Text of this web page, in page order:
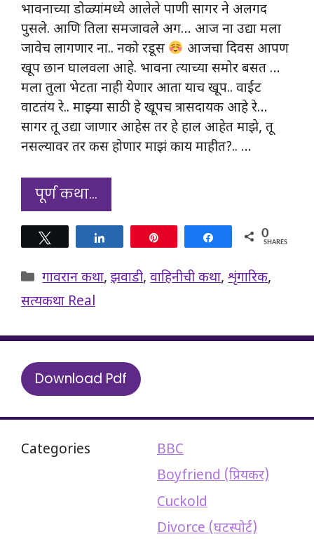
भावनाच्या डोळ्यांमध्ये आलेले पाणी सागर ने अलगद
पुसले. आणि तिला समजावले अग… आज ना उद्या मला
जावेच लागणार ना.. नको रडूस
आजचा दिवस आपण
खूप छान घालवला आहे. भावना त्याच्या समोर बसत …
मला तुला भेटता नाही येणार आता याच खूप.. वाईट
वाटतंय रे.. माझ्या साठी हे खूपच त्रासदायक आहे रे…
सागर तू उद्या जाणार आहेस तर हे हाल आहेत माझे, तू
नसल्यावर तर कस होणार माझं काय माहीत?.. …
पूर्ण कथा…
Share 0
SHARES
Categories
गावरान कथा,झवाडी,वाहिनीची कथा,शृंगारिक,
सत्यकथा Real
Download Pdf
Categories
BBC
Boyfriend (प्रियकर)
Cuckold
Divorce (घटस्पोर्ट)